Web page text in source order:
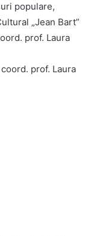
populare,
„Jean Bart”
prof. Laura
prof. Laura